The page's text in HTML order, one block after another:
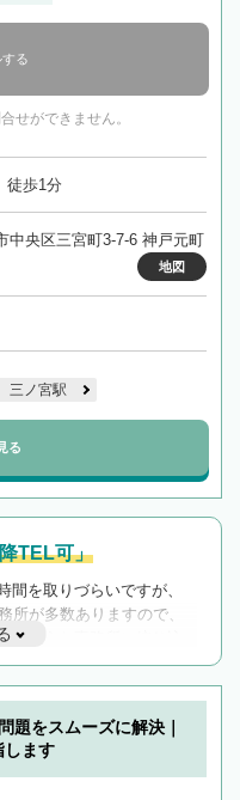
する
せができません。
徒歩1分
中央区三宮町3-7-6 神戸元町
地図
三ノ宮駅
る
TEL可」
間を取りづらいですが、
所が多数ありますので、
のような事務所に絞り込
の条件
索
題をスムーズに解決｜
します